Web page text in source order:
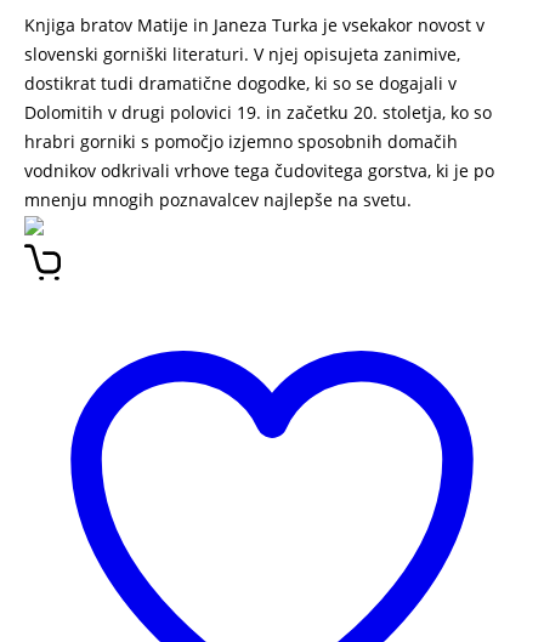
Knjiga bratov Matije in Janeza Turka je vsekakor novost v
slovenski gorniški literaturi. V njej opisujeta zanimive,
dostikrat tudi dramatične dogodke, ki so se dogajali v
Dolomitih v drugi polovici 19. in začetku 20. stoletja, ko so
hrabri gorniki s pomočjo izjemno sposobnih domačih
vodnikov odkrivali vrhove tega čudovitega gorstva, ki je po
mnenju mnogih poznavalcev najlepše na svetu.